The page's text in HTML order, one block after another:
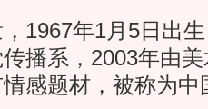
年1月5日出生
播系，2003年由
感题材，被称为中